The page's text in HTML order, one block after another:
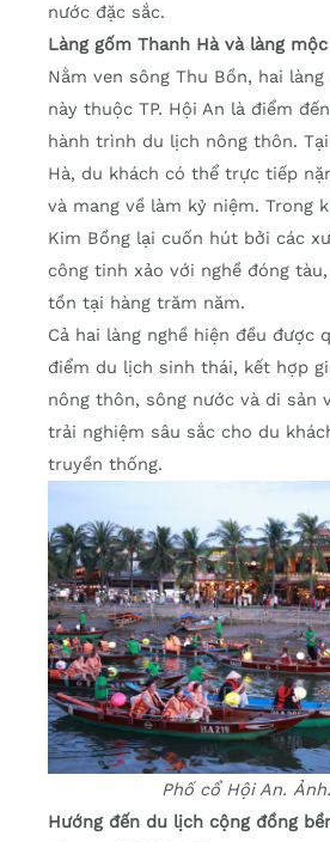
nước đặc sắc.
Làng gốm Thanh Hà và làng
Nằm ven sông Thu Bồn, hai
này thuộc TP. Hội An là điểm
hành trình du lịch nông thôn.
Hà, du khách có thể trực tiếp
và mang về làm kỷ niệm. Trong
Kim Bồng lại cuốn hút bởi các
công tinh xảo với nghề đóng
tồn tại hàng trăm năm.
Cả hai làng nghề hiện đều được
điểm du lịch sinh thái, kết hợp
nông thôn, sông nước và di sản
trải nghiệm sâu sắc cho du
truyền thống.
Phố cổ Hội An.
Hướng đến du lịch cộng đồng